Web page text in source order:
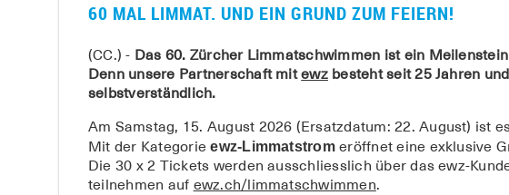
60 MAL LIMMAT. UND EIN GRUND ZUM FEIERN!
(CC.) - Das 60. Zürcher Limmatschwimmen ist ein
Denn unsere Partnerschaft mitewzbesteht seit 25 Jahren
selbstverständlich.
Am Samstag, 15. August 2026 (Ersatzdatum: 22. August) ist
Mit der Kategorieewz-Limmatstromeröffnet eine exklusive
Die 30 x 2 Tickets werden ausschliesslich über das ewz-
teilnehmen auf ewz.ch/limmatschwimmen.